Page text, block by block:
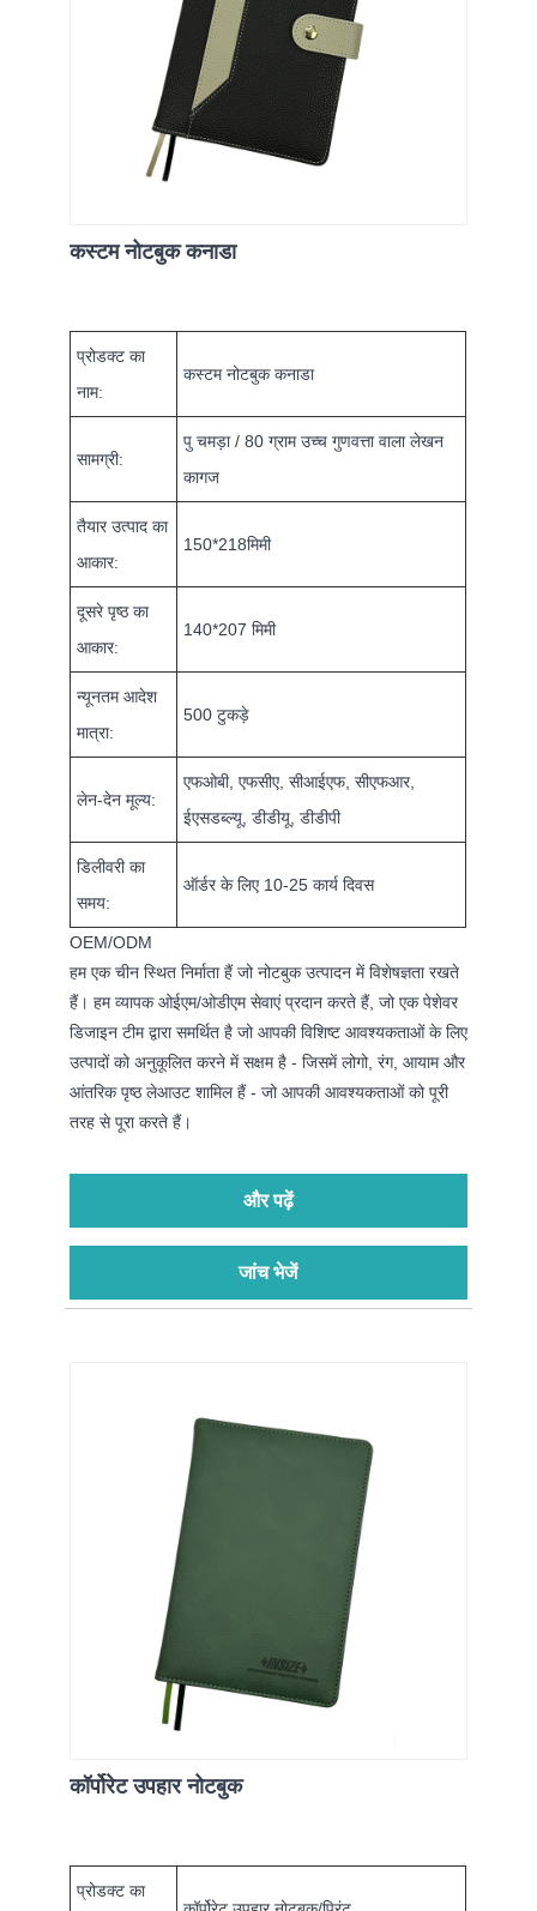
कस्टम नोटबुक कनाडा
प्रोडक्ट का
नाम:
कस्टम नोटबुक कनाडा
सामग्री:
पु चमड़ा / 80 ग्राम उच्च गुणवत्ता वाला लेखन
कागज
तैयार उत्पाद का
आकार:
150*218मिमी
दूसरे पृष्ठ का
आकार:
140*207 मिमी
न्यूनतम आदेश
मात्रा:
500 टुकड़े
लेन-देन मूल्य:
एफओबी, एफसीए, सीआईएफ, सीएफआर,
ईएसडब्ल्यू, डीडीयू, डीडीपी
डिलीवरी का
समय:
ऑर्डर के लिए 10-25 कार्य दिवस
OEM/ODM
हम एक चीन स्थित निर्माता हैं जो नोटबुक उत्पादन में विशेषज्ञता रखते
हैं। हम व्यापक ओईएम/ओडीएम सेवाएं प्रदान करते हैं, जो एक पेशेवर
डिजाइन टीम द्वारा समर्थित है जो आपकी विशिष्ट आवश्यकताओं के लिए
उत्पादों को अनुकूलित करने में सक्षम है - जिसमें लोगो, रंग, आयाम और
आंतरिक पृष्ठ लेआउट शामिल हैं - जो आपकी आवश्यकताओं को पूरी
तरह से पूरा करते हैं।
और पढ़ें
जांच भेजें
कॉर्पोरेट उपहार नोटबुक
प्रोडक्ट का